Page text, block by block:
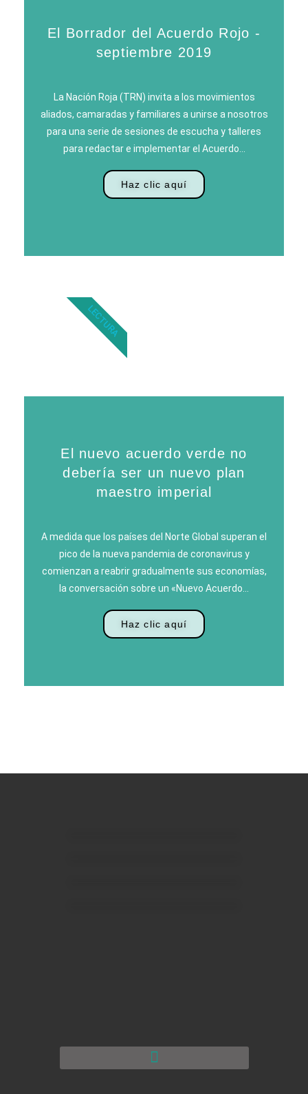
El Borrador del Acuerdo Rojo -
septiembre 2019
La Nación Roja (TRN) invita a los movimientos
aliados, camaradas y familiares a unirse a nosotros
para una serie de sesiones de escucha y talleres
para redactar e implementar el Acuerdo…
Haz clic aquí
El nuevo acuerdo verde no
debería ser un nuevo plan
maestro imperial
A medida que los países del Norte Global superan el
pico de la nueva pandemia de coronavirus y
comienzan a reabrir gradualmente sus economías,
la conversación sobre un «Nuevo Acuerdo…
Haz clic aquí
LECTURA